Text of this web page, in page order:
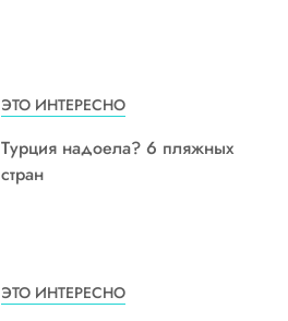
ЭТО ИНТЕРЕСНО
Турция надоела? 6 пляжных
стран
ЭТО ИНТЕРЕСНО